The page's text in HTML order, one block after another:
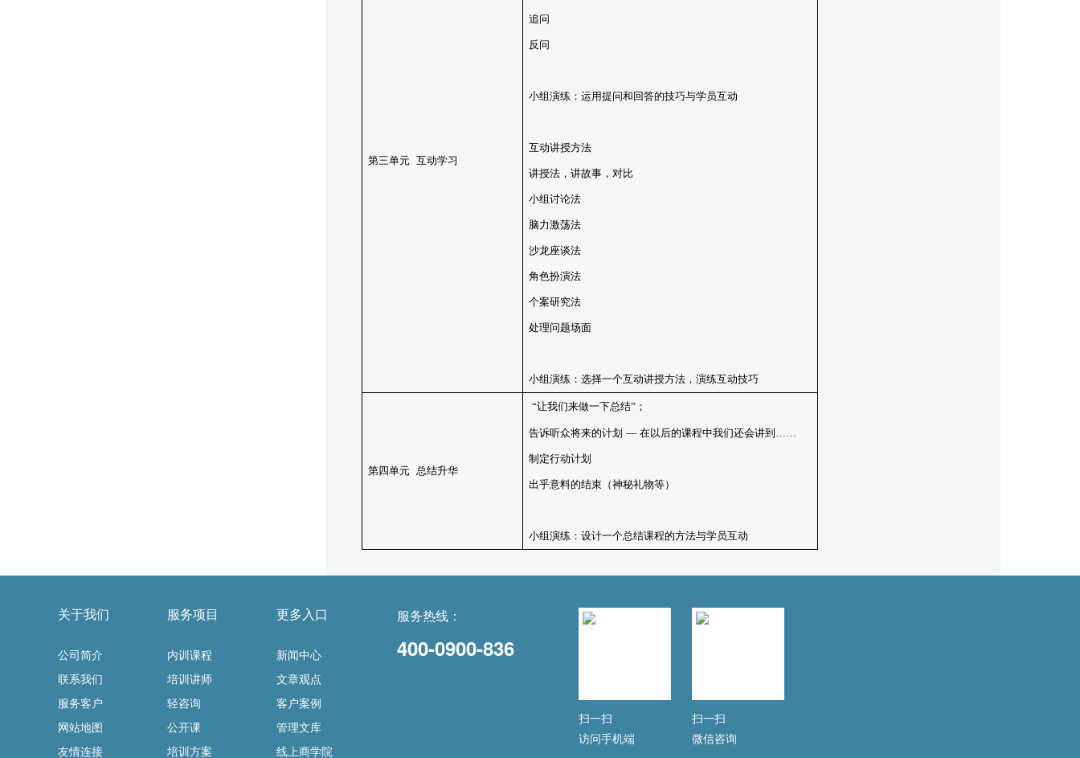
第三单元 互动学习
追问
反问
小组演练：运用提问和回答的技巧与学员互动
互动讲授方法
讲授法，讲故事，对比
小组讨论法
脑力激荡法
沙龙座谈法
角色扮演法
个案研究法
处理问题场面
小组演练：选择一个互动讲授方法，演练互动技巧
第四单元 总结升华
“让我们来做一下总结”；
告诉听众将来的计划 — 在以后的课程中我们还会讲到……
制定行动计划
出乎意料的结束（神秘礼物等）
小组演练：设计一个总结课程的方法与学员互动
关于我们
公司简介
联系我们
服务客户
网站地图
友情连接
服务项目
内训课程
培训讲师
轻咨询
公开课
培训方案
更多入口
新闻中心
文章观点
客户案例
管理文库
线上商学院
服务热线：
400-0900-836
扫一扫
访问手机端
扫一扫
微信咨询